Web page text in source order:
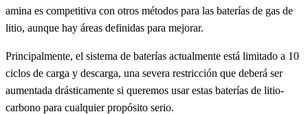
amina es competitiva con otros métodos para las baterías de gas de
litio, aunque hay áreas definidas para mejorar.
Principalmente, el sistema de baterías actualmente está limitado a 10
ciclos de carga y descarga, una severa restricción que deberá ser
aumentada drásticamente si queremos usar estas baterías de litio-
carbono para cualquier propósito serio.